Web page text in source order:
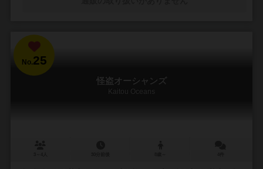
No.25
怪盗オーシャンズ
Kaitou Oceans